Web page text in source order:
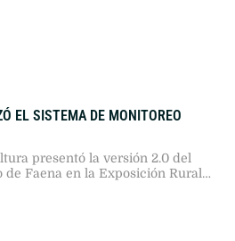
EL SISTEMA DE MONITOREO
presentó la versión 2.0 del
Faena en la Exposición Rural
en doce plantas, proyectan